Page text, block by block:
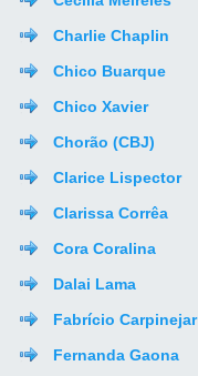
Charlie Chaplin
Chico Buarque
Chico Xavier
Chorão (CBJ)
Clarice Lispector
Clarissa Corrêa
Cora Coralina
Dalai Lama
Fabrício Carpinejar
Fernanda Gaona